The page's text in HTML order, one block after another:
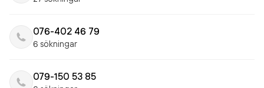
076-402 46 79
6 sökningar
079-150 53 85